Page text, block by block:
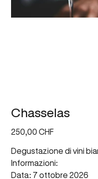
Chasselas
250,00 CHF
Degustazione di vini
Informazioni:
Data: 7 ottobre 2026